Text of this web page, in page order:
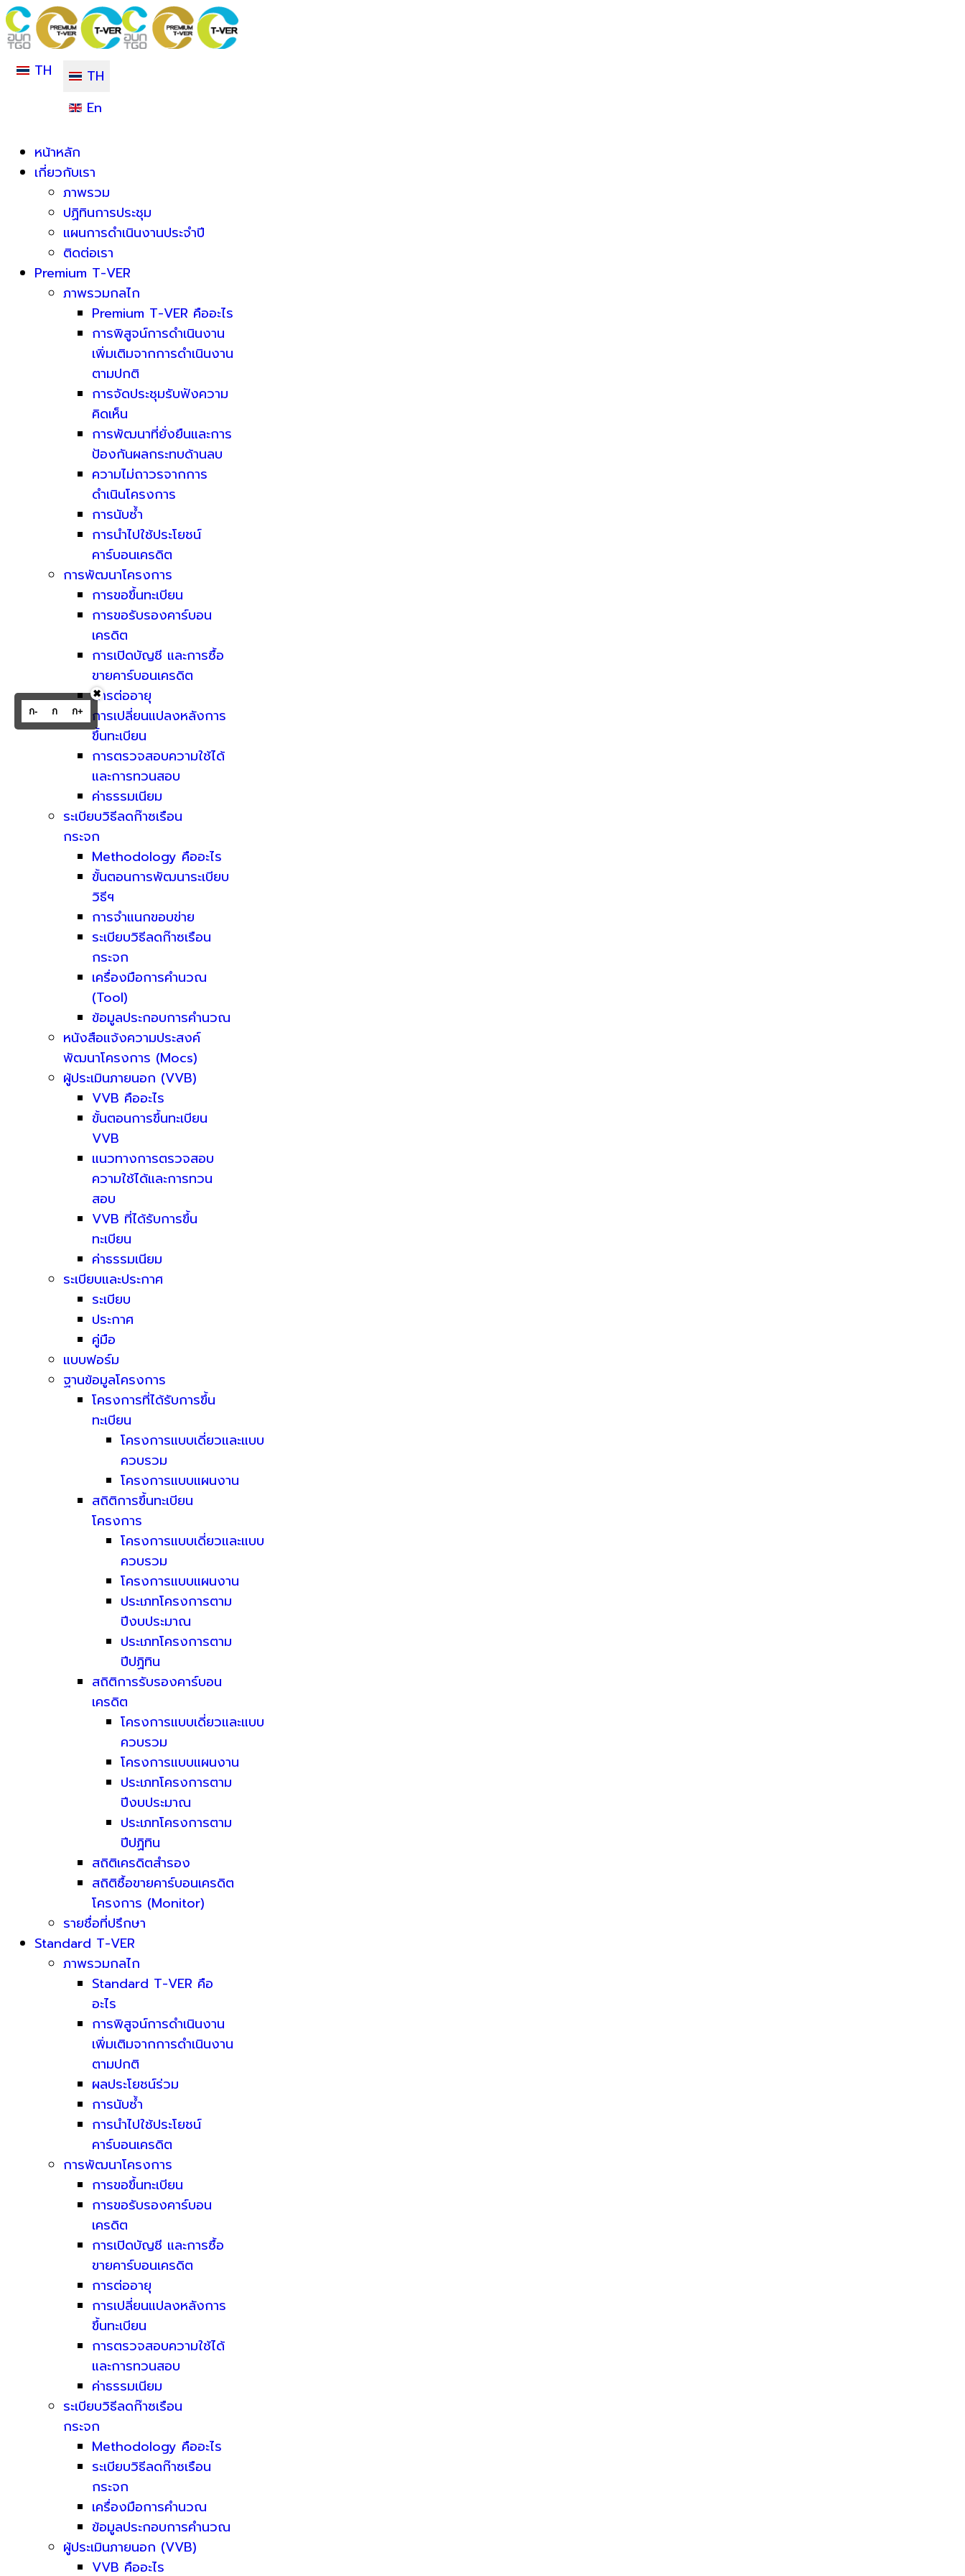
TH
TH
En
หน้าหลัก
เกี่ยวกับเรา
ภาพรวม
ปฏิทินการประชุม
แผนการดำเนินงานประจำปี
ติดต่อเรา
Premium T-VER
ภาพรวมกลไก
Premium T-VER คืออะไร
การพิสูจน์การดำเนินงาน
เพิ่มเติมจากการดำเนินงาน
ตามปกติ
การจัดประชุมรับฟังความ
คิดเห็น
การพัฒนาที่ยั่งยืนและการ
ป้องกันผลกระทบด้านลบ
ความไม่ถาวรจากการ
ดำเนินโครงการ
การนับซ้ำ
การนำไปใช้ประโยชน์
คาร์บอนเครดิต
การพัฒนาโครงการ
การขอขึ้นทะเบียน
การขอรับรองคาร์บอน
เครดิต
การเปิดบัญชี และการซื้อ
ขายคาร์บอนเครดิต
การต่ออายุ
การเปลี่ยนแปลงหลังการ
ขึ้นทะเบียน
การตรวจสอบความใช้ได้
และการทวนสอบ
ค่าธรรมเนียม
ระเบียบวิธีลดก๊าซเรือน
กระจก
Methodology คืออะไร
ขั้นตอนการพัฒนาระเบียบ
วิธีฯ
การจำแนกขอบข่าย
ระเบียบวิธีลดก๊าซเรือน
กระจก
เครื่องมือการคำนวณ
(Tool)
ข้อมูลประกอบการคำนวณ
หนังสือแจ้งความประสงค์
พัฒนาโครงการ (Mocs)
ผู้ประเมินภายนอก (VVB)
VVB คืออะไร
ขั้นตอนการขึ้นทะเบียน
VVB
แนวทางการตรวจสอบ
ความใช้ได้และการทวน
สอบ
VVB ที่ได้รับการขึ้น
ทะเบียน
ค่าธรรมเนียม
ระเบียบและประกาศ
ระเบียบ
ประกาศ
คู่มือ
แบบฟอร์ม
ฐานข้อมูลโครงการ
โครงการที่ได้รับการขึ้น
ทะเบียน
โครงการแบบเดี่ยวและแบบ
ควบรวม
โครงการแบบแผนงาน
สถิติการขึ้นทะเบียน
โครงการ
โครงการแบบเดี่ยวและแบบ
ควบรวม
โครงการแบบแผนงาน
ประเภทโครงการตาม
ปีงบประมาณ
ประเภทโครงการตาม
ปีปฏิทิน
สถิติการรับรองคาร์บอน
เครดิต
โครงการแบบเดี่ยวและแบบ
ควบรวม
โครงการแบบแผนงาน
ประเภทโครงการตาม
ปีงบประมาณ
ประเภทโครงการตาม
ปีปฏิทิน
สถิติเครดิตสำรอง
สถิติซื้อขายคาร์บอนเครดิต
โครงการ (Monitor)
รายชื่อที่ปรึกษา
Standard T-VER
ภาพรวมกลไก
Standard T-VER คือ
อะไร
การพิสูจน์การดำเนินงาน
เพิ่มเติมจากการดำเนินงาน
ตามปกติ
ผลประโยชน์ร่วม
การนับซ้ำ
การนำไปใช้ประโยชน์
คาร์บอนเครดิต
การพัฒนาโครงการ
การขอขึ้นทะเบียน
การขอรับรองคาร์บอน
เครดิต
การเปิดบัญชี และการซื้อ
ขายคาร์บอนเครดิต
การต่ออายุ
การเปลี่ยนแปลงหลังการ
ขึ้นทะเบียน
การตรวจสอบความใช้ได้
และการทวนสอบ
ค่าธรรมเนียม
ระเบียบวิธีลดก๊าซเรือน
กระจก
Methodology คืออะไร
ระเบียบวิธีลดก๊าซเรือน
กระจก
เครื่องมือการคำนวณ
ข้อมูลประกอบการคำนวณ
ผู้ประเมินภายนอก (VVB)
VVB คืออะไร
ก- ก ก+
✖